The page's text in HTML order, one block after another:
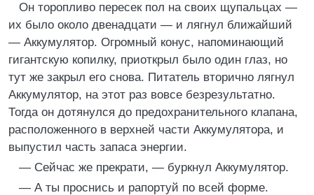
Он торопливо пересек пол на своих щупальцах —
их было около двенадцати — и лягнул ближайший
— Аккумулятор. Огромный конус, напоминающий
гигантскую копилку, приоткрыл было один глаз, но
тут же закрыл его снова. Питатель вторично лягнул
Аккумулятор, на этот раз вовсе безрезультатно.
Тогда он дотянулся до предохранительного клапана,
расположенного в верхней части Аккумулятора, и
выпустил часть запаса энергии.
— Сейчас же прекрати, — буркнул Аккумулятор.
— А ты проснись и рапортуй по всей форме.